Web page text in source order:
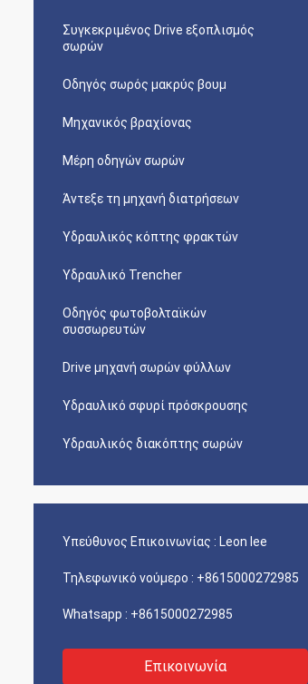
Συγκεκριμένος Drive εξοπλισμός
σωρών
Οδηγός σωρός μακρύς βουμ
Μηχανικός βραχίονας
Μέρη οδηγών σωρών
Άντεξε τη μηχανή διατρήσεων
Υδραυλικός κόπτης φρακτών
Υδραυλικό Trencher
Οδηγός φωτοβολταϊκών
συσσωρευτών
Drive μηχανή σωρών φύλλων
Υδραυλικό σφυρί πρόσκρουσης
Υδραυλικός διακόπτης σωρών
Υπεύθυνος Επικοινωνίας : Leon lee
Τηλεφωνικό νούμερο : +8615000272985
Whatsapp : +8615000272985
Επικοινωνία